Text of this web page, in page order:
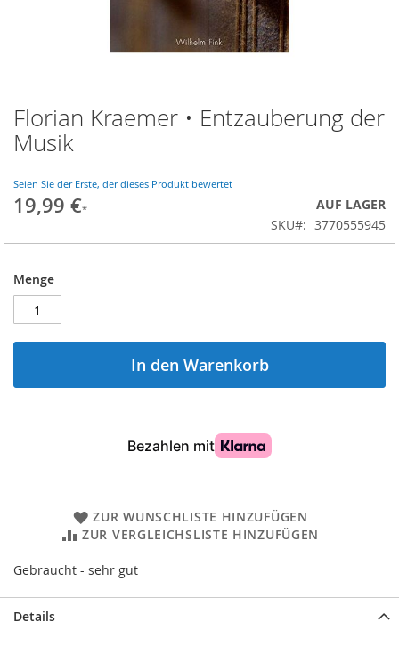
Zum
Anfang
der
springen
Florian Kraemer • Entzauberung der
Musik
Seien Sie der Erste, der dieses Produkt bewertet
19,99 €
AUF LAGER
SKU
3770555945
Menge
In den Warenkorb
ZUR WUNSCHLISTE HINZUFÜGEN
ZUR VERGLEICHSLISTE HINZUFÜGEN
Gebraucht - sehr gut
Details